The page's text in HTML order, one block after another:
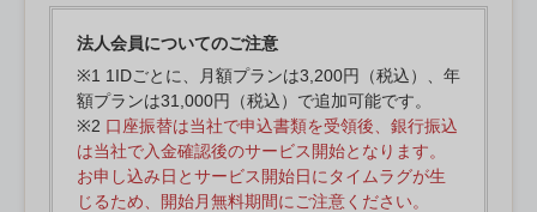
法人会員についてのご注意
※1 1IDごとに、月額プランは3,200円（税込）、年
額プランは31,000円（税込）で追加可能です。
※2 口座振替は当社で申込書類を受領後、銀行振込
は当社で入金確認後のサービス開始となります。
お申し込み日とサービス開始日にタイムラグが生
じるため、開始月無料期間にご注意ください。